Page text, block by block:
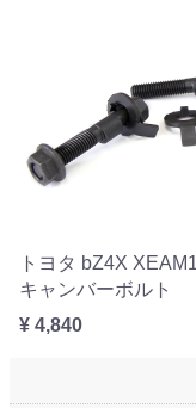
トヨタ bZ4X
キャンバーボルト
¥ 4,840